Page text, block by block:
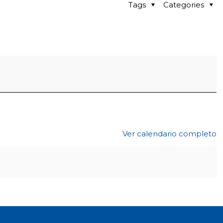
Categories
Tags
Ver calendario completo